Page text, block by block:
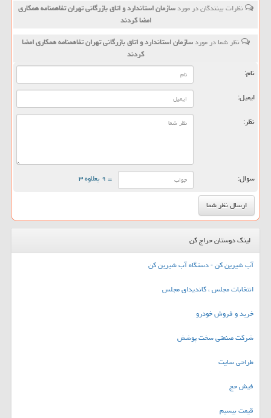
نظرات بینندگان در موردسازمان استاندارد و اتاق بازرگانی تهران تفاهمنامه همكاری
امضا كردند
نظر شما در موردسازمان استاندارد و اتاق بازرگانی تهران تفاهمنامه همكاری امضا
كردند
نام:
ایمیل:
نظر:
سوال: = ۹ بعلاوه ۳
لینک دوستان حراج کن
آب شیرین کن - دستگاه آب شیرین کن
انتخابات مجلس ، کاندیدای مجلس
خرید و فروش خودرو
شرکت صنعتی سخت پوشش
طراحی سایت
فیش حج
قیمت بیسیم